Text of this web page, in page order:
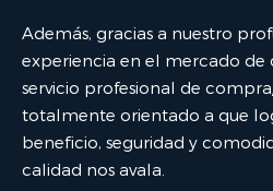
Además, gracias a nuestro
experiencia en el mercado de
servicio profesional de
totalmente orientado a que
beneficio, seguridad y
calidad nos avala.